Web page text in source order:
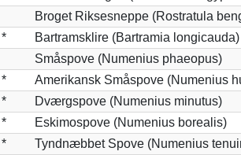
Broget Riksesneppe (Rostratula
*
Bartramsklire (Bartramia longicauda)
Småspove (Numenius phaeopus)
*
Amerikansk Småspove (Numenius
*
Dværgspove (Numenius minutus)
*
Eskimospove (Numenius borealis)
* Tyndnæbbet Spove (Numenius